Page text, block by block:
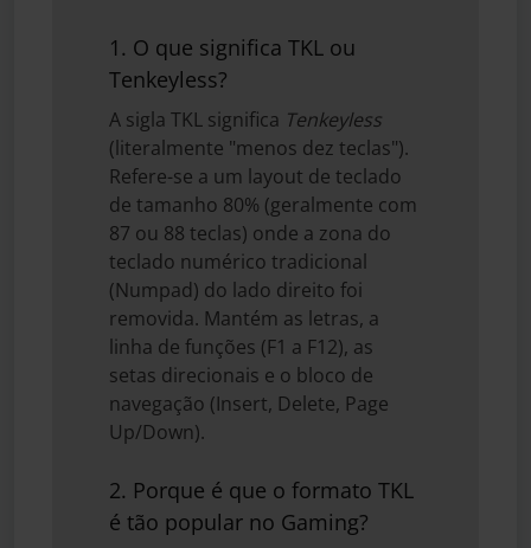
1. O que significa TKL ou
Tenkeyless?
A sigla TKL significa Tenkeyless
(literalmente "menos dez teclas").
Refere-se a um layout de teclado
de tamanho 80% (geralmente com
87 ou 88 teclas) onde a zona do
teclado numérico tradicional
(Numpad) do lado direito foi
removida. Mantém as letras, a
linha de funções (F1 a F12), as
setas direcionais e o bloco de
navegação (Insert, Delete, Page
Up/Down).
2. Porque é que o formato TKL
é tão popular no Gaming?